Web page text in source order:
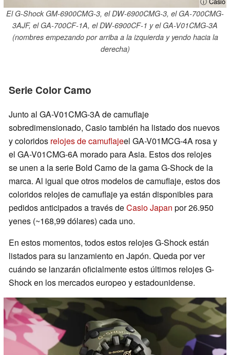
El G-Shock GM-6900CMG-3, el DW-6900CMG-3, el GA-700CMG-
3AJF, el GA-700CF-1A, el DW-6900CF-1 y el GA-V01CMG-3A
(nombres empezando por arriba a la izquierda y yendo hacia la
derecha)
Serie Color Camo
Junto al GA-V01CMG-3A de camuflaje
sobredimensionado, Casio también ha listado dos nuevos
y coloridos relojes de camuflajeel GA-V01MCG-4A rosa y
el GA-V01CMG-6A morado para Asia. Estos dos relojes
se unen a la serie Bold Camo de la gama G-Shock de la
marca. Al igual que otros modelos de camuflaje, estos dos
coloridos relojes de camuflaje ya están disponibles para
pedidos anticipados a través deCasio Japan por 26.950
yenes (~168,99 dólares) cada uno.
En estos momentos, todos estos relojes G-Shock están
listados para su lanzamiento en Japón. Queda por ver
cuándo se lanzarán oficialmente estos últimos relojes G-
Shock en los mercados europeo y estadounidense.